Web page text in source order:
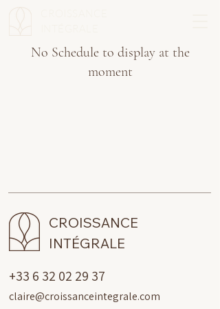
No Schedule to display at the
moment
CROISSANCE
INTÉGRALE
+33 6 32 02 29 37
claire@croissanceintegrale.com